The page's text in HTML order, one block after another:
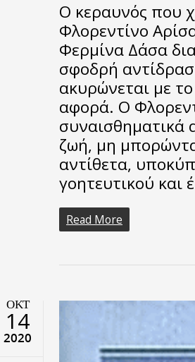
Ο κεραυνός που
Φλορεντίνο
Φερμίνα Δάσα
σφοδρή
ακυρώνεται με
αφορά. Ο
συναισθηματικά
ζωή, μη
αντίθετα,
γοητευτικού και
Read More
ΟΚΤ
14
2020